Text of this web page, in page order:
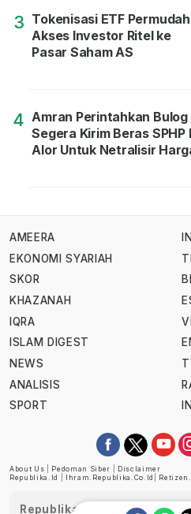
3 Tokenisasi ETF Permudah
Akses Investor Ritel ke
Pasar Saham AS
4 Amran Perintahkan Bulog
Segera Kirim Beras SPHP
Alor Untuk Netralisir
AMEERA
EKONOMI SYARIAH
SKOR
KHAZANAH
IQRA
ISLAM DIGEST
NEWS
ANALISIS
SPORT
About Us Pedoman Siber
Disclaimer
Republika.id
Ihram.republika.co.id
Republika telah diverifikasi